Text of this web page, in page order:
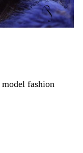
model fashion